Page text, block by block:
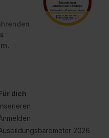
dich
2026